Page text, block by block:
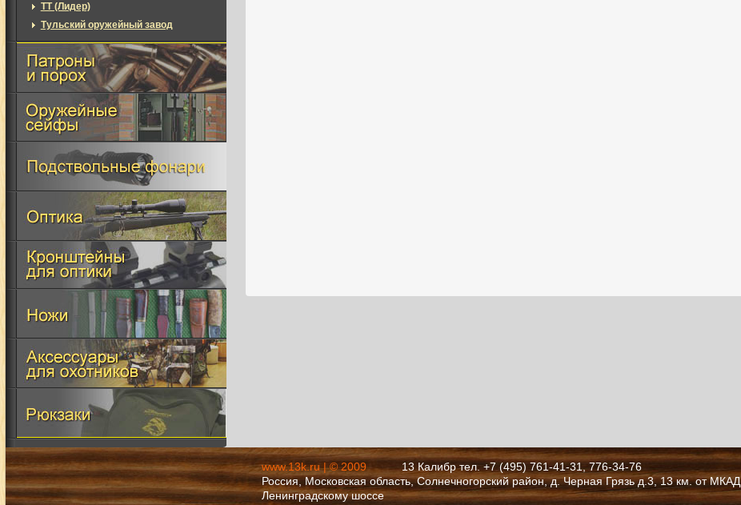
ТТ (Лидер)
Тульский оружейный завод
www.13k.ru | © 2009
13 Калибр тел. +7 (495) 761-41-31, 776-34-76
Россия, Московская область, Солнечногорский район, д. Черная Грязь д.3, 13 км. от
Ленинградскому шоссе